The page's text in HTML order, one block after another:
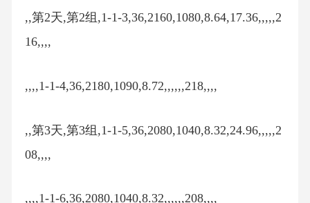
,,第2天,第2组,1-1-3,36,2160,1080,8.64,17.36,,,,,2
16,,,,
,,,,1-1-4,36,2180,1090,8.72,,,,,,218,,,,
,,第3天,第3组,1-1-5,36,2080,1040,8.32,24.96,,,,,2
08,,,,
,,,,1-1-6,36,2080,1040,8.32,,,,,,208,,,,